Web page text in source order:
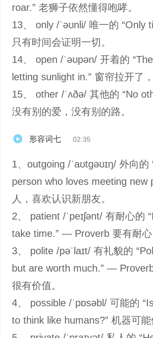
roar.” 老狮子依然懂得咆哮。
13、 only /ˈəʊnli/ 唯一的
只有时间会证明一切。
14、 open /ˈəʊpən/ 开着的
letting sunlight in.” 窗帘拉开了
15、 other /ˈʌðə/ 其他的 “No
没有别的爱，没有别的路。
形容词七 02:35
1、outgoing /ˈaʊtɡəʊɪŋ/ 外向的
person who loves meeting new
人，喜欢认识新朋友。
2、 patient /ˈpeɪʃənt/ 有耐心的
take time.” — Proverb 要有耐
3、 polite /pəˈlaɪt/ 有礼貌的
but are worth much.” —
很有价值。
4、 possible /ˈpɒsəbl/ 可能的
to think like humans?” 机器可